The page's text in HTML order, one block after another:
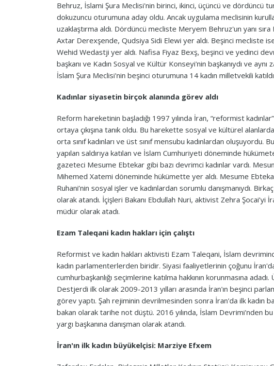
Behruz, İslami Şura Meclisi'nin birinci, ikinci, üçüncü ve dördüncü
dokuzuncu oturumuna aday oldu. Ancak uygulama meclisinin
uzaklaştırma aldı. Dördüncü mecliste Meryem Behruz'un yanı
Axtar Derexşende, Qudsiya Sidi Elewi yer aldı. Beşinci mecliste
Wehid Wedastji yer aldı. Nafisa Fiyaz Bexş, beşinci ve yedinci
başkanı ve Kadın Sosyal ve Kültür Konseyi'nin başkanıydı ve
İslam Şura Meclisi'nin beşinci oturumuna 14 kadın milletvekili
Kadınlar siyasetin birçok alanında görev aldı
Reform hareketinin başladığı 1997 yılında İran, “reformist
ortaya çıkışına tanık oldu. Bu harekette sosyal ve kültürel
orta sınıf kadınları ve üst sınıf mensubu kadınlardan oluşuyordu.
yapılan saldırıya katılan ve İslam Cumhuriyeti döneminde
gazeteci Mesume Ebtekar gibi bazı devrimci kadınlar vardı.
Mihemed Xatemi döneminde hükümette yer aldı. Mesume
Ruhani’nin sosyal işler ve kadınlardan sorumlu danışmanıydı.
olarak atandı. İçişleri Bakanı Ebdullah Nuri, aktivist Zehra Şocai’yi
müdür olarak atadı.
Ezam Taleqani kadın hakları için çalıştı
Reformist ve kadın hakları aktivisti Ezam Taleqani, İslam
kadın parlamenterlerden biridir. Siyasi faaliyetlerinin çoğunu İran'da
cumhurbaşkanlığı seçimlerine katılma hakkının korunmasına
Destjerdi ilk olarak 2009-2013 yılları arasında İran'ın beşinci
görev yaptı. Şah rejiminin devrilmesinden sonra İran'da ilk kadın
bakan olarak tarihe not düştü. 2016 yılında, İslam Devrimi'nden
yargı başkanına danışman olarak atandı.
İran'ın ilk kadın büyükelçisi: Marziye Efxem